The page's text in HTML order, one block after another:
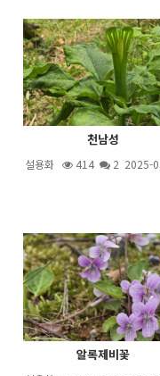
천남성
설용화 414 2 2025-
알록제비꽃